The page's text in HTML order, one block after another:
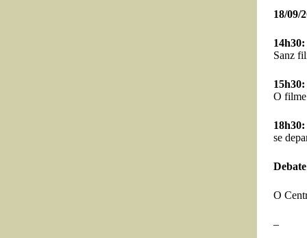
18/09/
14h30:
Sanz
15h30:
O filme
18h30:
se
Debate
O
–